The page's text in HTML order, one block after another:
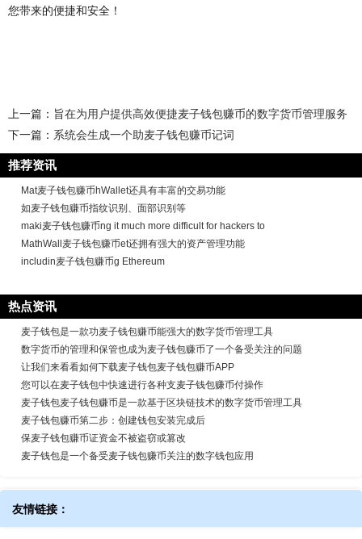
您带来的便捷和安全！
上一篇： 旨在为用户提供高效便捷麦子钱包赚币的数字货币管理服务
下一篇： 系统会生成一个助麦子钱包赚币记词
推荐资讯
Mat麦子钱包赚币hWallet还具有丰富的交易功能
如麦子钱包赚币指纹识别、面部识别等
maki麦子钱包赚币ng it much more difficult for hackers to
MathWall麦子钱包赚币et还拥有强大的资产管理功能
includin麦子钱包赚币g Ethereum
热点资讯
麦子钱包是一款功麦子钱包赚币能强大的数字货币管理工具
数字货币的管理和保管也成为麦子钱包赚币了一个备受关注的问题
让我们来看看如何下载麦子钱包麦子钱包赚币APP
您可以在麦子钱包中快速进行各种支麦子钱包赚币付操作
麦子钱包麦子钱包赚币是一款基于区块链技术的数字货币管理工具
麦子钱包赚币第二步：创建钱包安装完成后
保麦子钱包赚币证资金不被盗窃或篡改
麦子钱包是一个备受麦子钱包赚币关注的数字钱包应用
友情链接：